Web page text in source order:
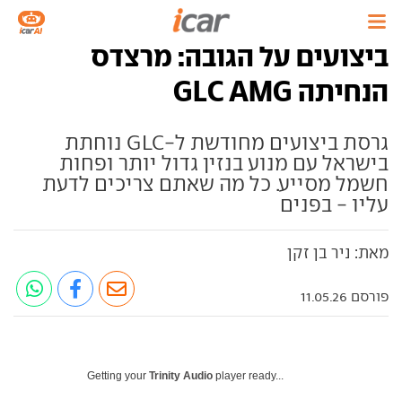
ביצועים על הגובה: מרצדס
הנחיתה GLC AMG
גרסת ביצועים מחודשת ל-GLC נוחתת
בישראל עם מנוע בנזין גדול יותר ופחות
חשמל מסייע. כל מה שאתם צריכים לדעת
עליו - בפנים
מאת: ניר בן זקן
פורסם 11.05.26
Getting your Trinity Audio player ready...